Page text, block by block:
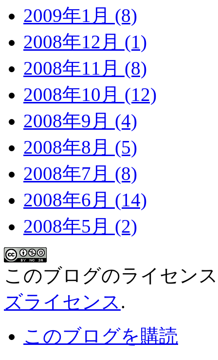
2009年1月 (8)
2008年12月 (1)
2008年11月 (8)
2008年10月 (12)
2008年9月 (4)
2008年8月 (5)
2008年7月 (8)
2008年6月 (14)
2008年5月 (2)
このブログのライセン
ズライセンス.
このブログを購読